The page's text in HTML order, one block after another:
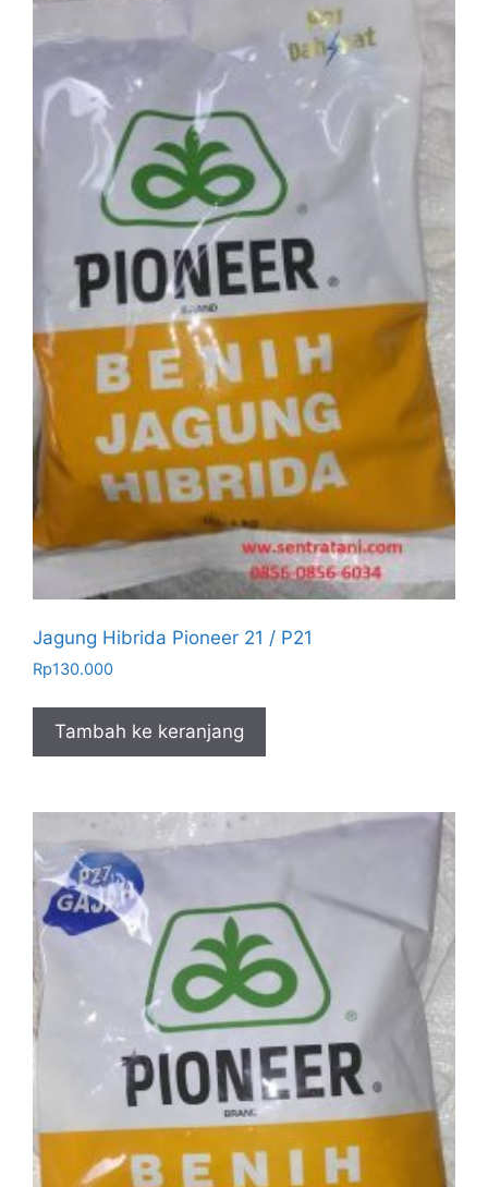
Jagung Hibrida Pioneer 21 / P21
Rp130.000
Tambah ke keranjang